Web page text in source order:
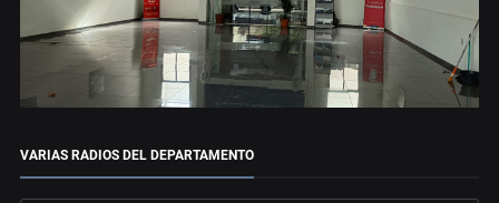
VARIAS RADIOS DEL DEPARTAMENTO